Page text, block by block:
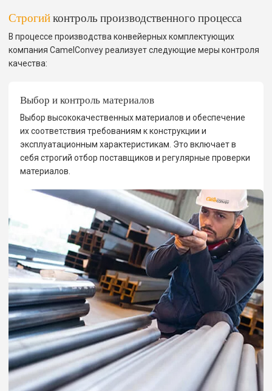
Строгийконтроль производственного процесса
В процессе производства конвейерных комплектующих
компания CamelConvey реализует следующие меры контроля
качества:
Выбор и контроль материалов
Выбор высококачественных материалов и обеспечение
их соответствия требованиям к конструкции и
эксплуатационным характеристикам. Это включает в
себя строгий отбор поставщиков и регулярные проверки
материалов.